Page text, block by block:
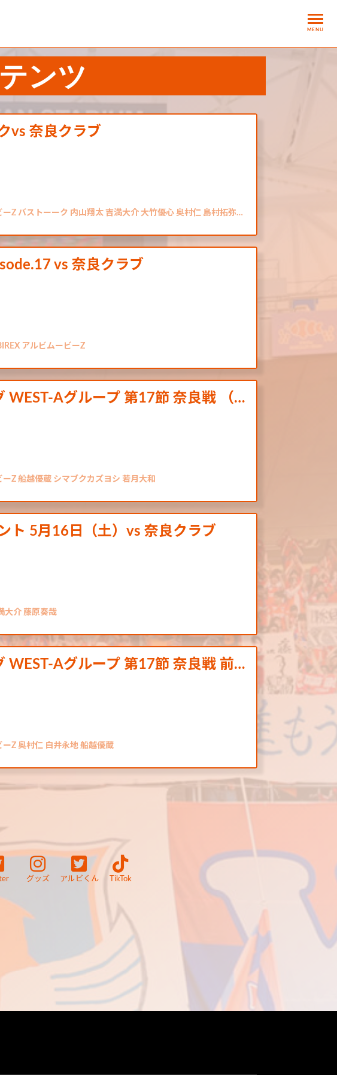
MENU
ンツ
vs 奈良クラブ
Z バストーーク 内山翔太 吉満大介 大竹優心 奥村仁 島村拓弥…
vs 奈良クラブ
アルビムービーZ
WEST-Aグループ 第17節 奈良戦 （…
Z 船越優蔵 シマブクカズヨシ 若月大和
ト 5月16日（土）vs 奈良クラブ
大介 藤原奏哉
WEST-Aグループ 第17節 奈良戦 前…
Z 奥村仁 白井永地 船越優蔵
グッズ アルビくん TikTok